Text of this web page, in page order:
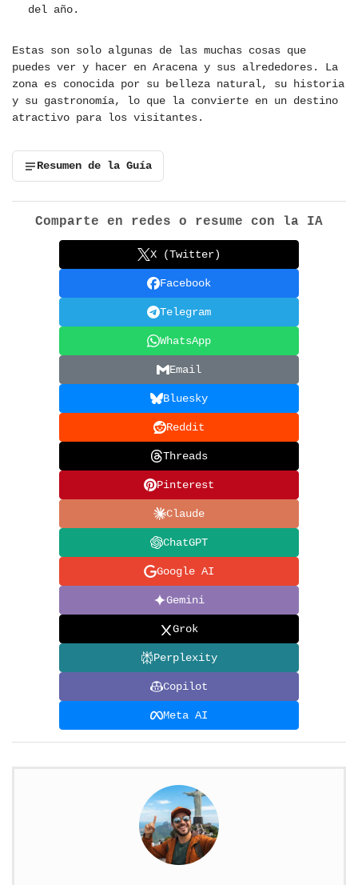
del año.
Estas son solo algunas de las muchas cosas que
puedes ver y hacer en Aracena y sus alrededores. La
zona es conocida por su belleza natural, su historia
y su gastronomía, lo que la convierte en un destino
atractivo para los visitantes.
Resumen de la Guía
Comparte en redes o resume con la IA
X (Twitter)
Facebook
Telegram
WhatsApp
Email
Bluesky
Reddit
Threads
Pinterest
Claude
ChatGPT
Google AI
Gemini
Grok
Perplexity
Copilot
Meta AI